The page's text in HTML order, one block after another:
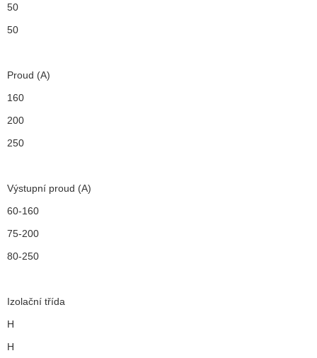
50
50
Proud (A)
160
200
250
Výstupní proud (A)
60-160
75-200
80-250
Izolační třída
H
H